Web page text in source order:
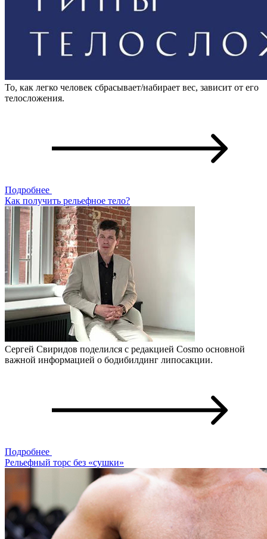
То, как легко человек сбрасывает/набирает вес, зависит от его
телосложения.
Подробнее
Как получить рельефное тело?
Сергей Свиридов поделился с редакцией Cosmo основной
важной информацией о бодибилдинг липосакции.
Подробнее
Рельефный торс без «сушки»